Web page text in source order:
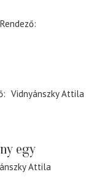
Rendező
Vidnyánszky Attila
egy
Attila